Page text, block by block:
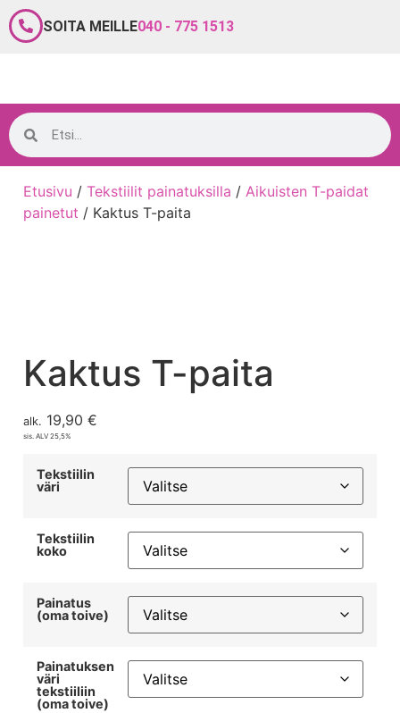
SOITA MEILLE040 - 775 1513
Etusivu / Tekstiilit painatuksilla / Aikuisten T-paidat
painetut / Kaktus T-paita
Kaktus T-paita
alk. 19,90 €
sis. ALV 25,5%
Tekstiilin
väri
Tekstiilin
koko
Painatus
(oma toive)
Painatuksen
väri
tekstiiliin
(oma toive)